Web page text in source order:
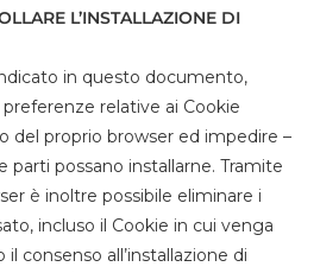
L’INSTALLAZIONE DI
in questo documento,
relative ai Cookie
del proprio browser ed impedire –
parti possano installarne. Tramite
è inoltre possibile eliminare i
incluso il Cookie in cui venga
consenso all’installazione di